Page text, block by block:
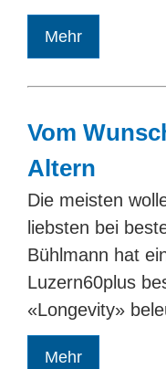
Mehr
Vom
Altern
Die meisten
liebsten bei
Bühlmann hat
Luzern60plus
«Longevity»
Mehr